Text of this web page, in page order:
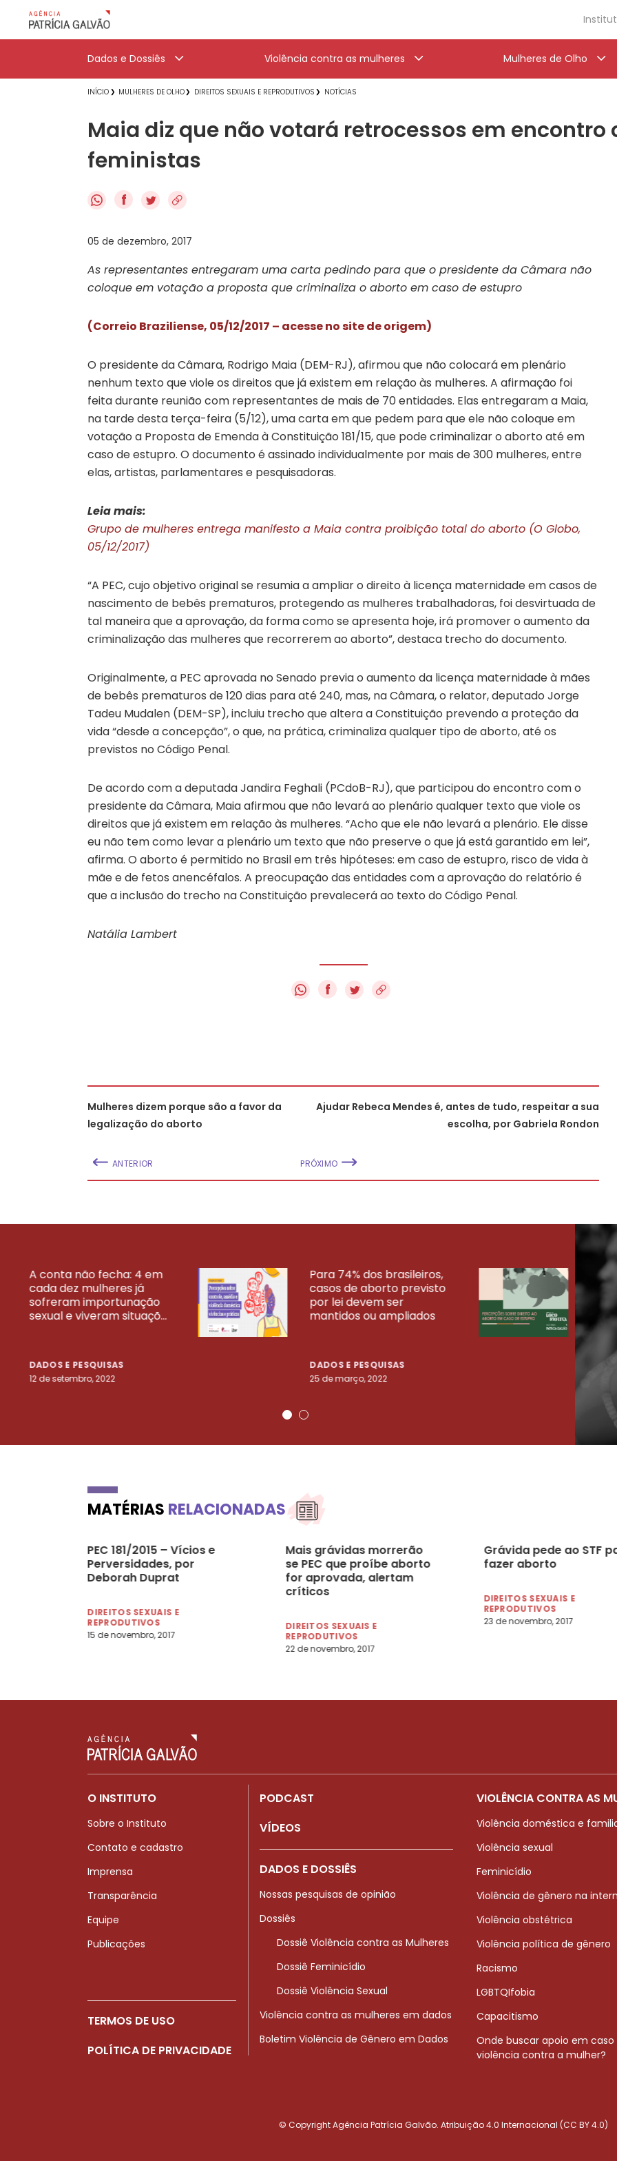
Dados e Dossiês Violência contra as mulheres Mulheres de Olho
INÍCIO MULHERES DE OLHO DIREITOS SEXUAIS E REPRODUTIVOS NOTÍCIAS
Maia diz que não votará retrocessos em encontro
feministas
f
05 de dezembro, 2017
As representantes entregaram uma carta pedindo para que o presidente da Câmara não
coloque em votação a proposta que criminaliza o aborto em caso de estupro
(Correio Braziliense, 05/12/2017 – acesse no site de origem)
O presidente da Câmara, Rodrigo Maia (DEM-RJ), afirmou que não colocará em plenário
nenhum texto que viole os direitos que já existem em relação às mulheres. A afirmação foi
feita durante reunião com representantes de mais de 70 entidades. Elas entregaram a Maia,
na tarde desta terça-feira (5/12), uma carta em que pedem para que ele não coloque em
votação a Proposta de Emenda à Constituição 181/15, que pode criminalizar o aborto até em
caso de estupro. O documento é assinado individualmente por mais de 300 mulheres, entre
elas, artistas, parlamentares e pesquisadoras.
Leia mais:
Grupo de mulheres entrega manifesto a Maia contra proibição total do aborto (O Globo,
05/12/2017)
“A PEC, cujo objetivo original se resumia a ampliar o direito à licença maternidade em casos de
nascimento de bebês prematuros, protegendo as mulheres trabalhadoras, foi desvirtuada de
tal maneira que a aprovação, da forma como se apresenta hoje, irá promover o aumento da
criminalização das mulheres que recorrerem ao aborto”, destaca trecho do documento.
Originalmente, a PEC aprovada no Senado previa o aumento da licença maternidade à mães
de bebês prematuros de 120 dias para até 240, mas, na Câmara, o relator, deputado Jorge
Tadeu Mudalen (DEM-SP), incluiu trecho que altera a Constituição prevendo a proteção da
vida “desde a concepção”, o que, na prática, criminaliza qualquer tipo de aborto, até os
previstos no Código Penal.
De acordo com a deputada Jandira Feghali (PCdoB-RJ), que participou do encontro com o
presidente da Câmara, Maia afirmou que não levará ao plenário qualquer texto que viole os
direitos que já existem em relação às mulheres. “Acho que ele não levará a plenário. Ele disse
eu não tem como levar a plenário um texto que não preserve o que já está garantido em lei”,
afirma. O aborto é permitido no Brasil em três hipóteses: em caso de estupro, risco de vida à
mãe e de fetos anencéfalos. A preocupação das entidades com a aprovação do relatório é
que a inclusão do trecho na Constituição prevalecerá ao texto do Código Penal.
Natália Lambert
f
Mulheres dizem porque são a favor da
legalização do aborto
ANTERIOR
Ajudar Rebeca Mendes é, antes de tudo, respeitar a sua
escolha, por Gabriela Rondon
PRÓXIMO
A conta não fecha: 4 em
cada dez mulheres já
sofreram importunação
sexual e viveram situaçõ...
DADOS E PESQUISAS
12 de setembro, 2022
Para 74% dos brasileiros,
casos de aborto previsto
por lei devem ser
mantidos ou ampliados
DADOS E PESQUISAS
25 de março, 2022
23
VEJA MAIS PESQUISAS
MATÉRIAS RELACIONADAS
PEC 181/2015 – Vícios e
Perversidades, por
Deborah Duprat
DIREITOS SEXUAIS E
REPRODUTIVOS
15 de novembro, 2017
Mais grávidas morrerão
se PEC que proíbe aborto
for aprovada, alertam
críticos
DIREITOS SEXUAIS E
REPRODUTIVOS
22 de novembro, 2017
Grávida pede ao STF
fazer aborto
DIREITOS SEXUAIS E
REPRODUTIVOS
23 de novembro, 2017
O INSTITUTO
Sobre o Instituto
Contato e cadastro
Imprensa
Transparência
Equipe
Publicações
TERMOS DE USO
POLÍTICA DE PRIVACIDADE
PODCAST
VÍDEOS
DADOS E DOSSIÊS
Nossas pesquisas de opinião
Dossiês
Dossiê Violência contra as Mulheres
Dossiê Feminicídio
Dossiê Violência Sexual
Violência contra as mulheres em dados
Boletim Violência de Gênero em Dados
VIOLÊNCIA CONTRA AS
Violência doméstica e
Violência sexual
Feminicídio
Violência de gênero na
Violência obstétrica
Violência política de gênero
Racismo
LGBTQIfobia
Capacitismo
Onde buscar apoio em caso
violência contra a mulher?
© Copyright Agência Patrícia Galvão. Atribuição 4.0 Internacional (CC BY 4.0)